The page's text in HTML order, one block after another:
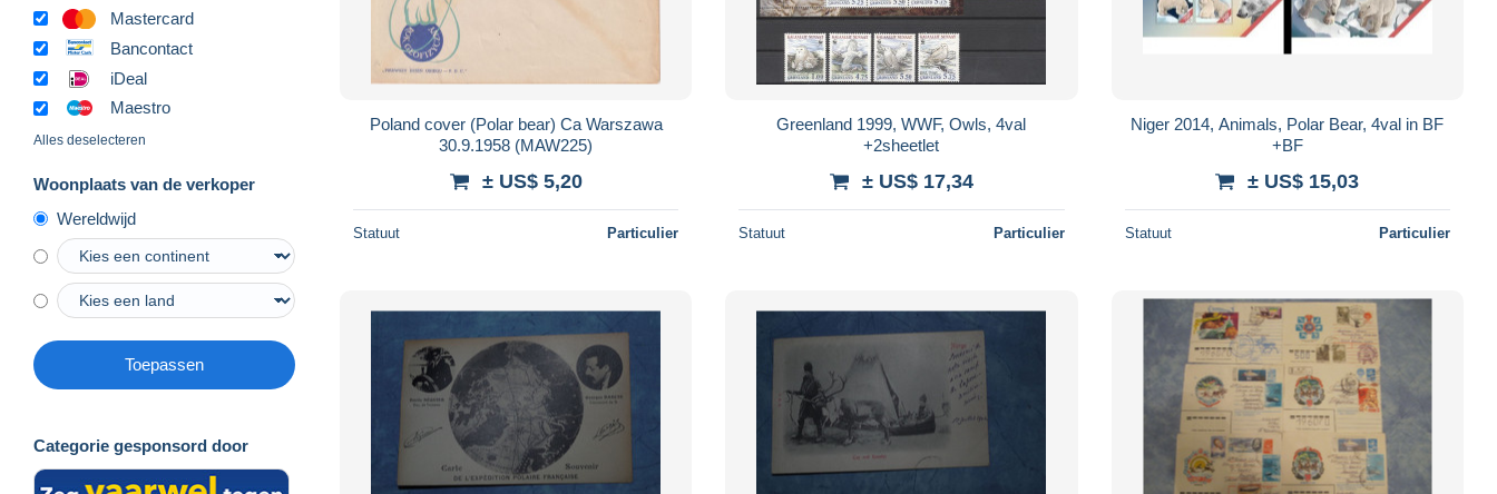
Mastercard
Bancontact
iDeal
Maestro
Alles deselecteren
Woonplaats van de verkoper
Wereldwijd
Toepassen
Categorie gesponsord door
Poland cover (Polar bear) Ca Warszawa
30.9.1958 (MAW225)
± US$ 5,20
Statuut Particulier
Greenland 1999, WWF, Owls, 4val
+2sheetlet
± US$ 17,34
Statuut Particulier
Niger 2014, Animals, Polar Bear, 4val in BF
+BF
± US$ 15,03
Statuut Particulier